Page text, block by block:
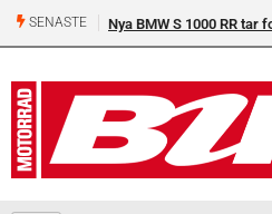
SENASTENya BMW S 1000 RR tar form